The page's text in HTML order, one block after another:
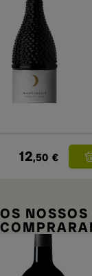
12,50 €
OS